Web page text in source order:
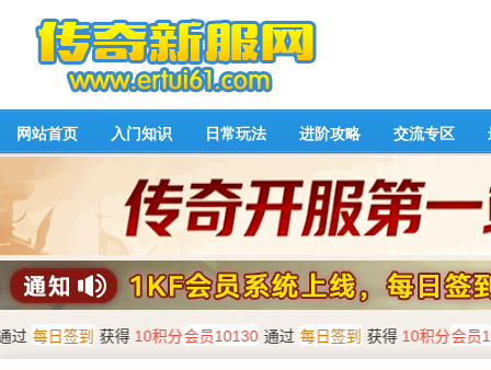
网站首页 入门知识 日常玩法 进阶攻略 交流专区